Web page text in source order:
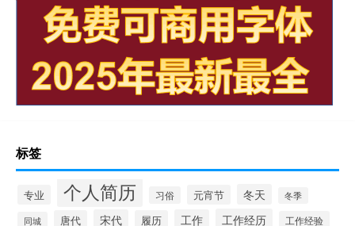
标签
专业 个人简历 习俗 元宵节 冬天 冬季
同城 唐代 宋代 履历 工作 工作经历
工作经验